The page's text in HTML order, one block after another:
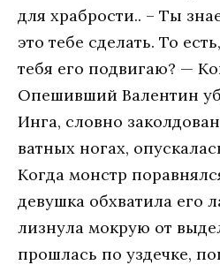
для храбрости.. – Ты
это тебе сделать. То
тебя его подвигаю? —
Опешивший Валентин
Инга, словно
ватных ногах,
Когда монстр
девушка обхватила его
лизнула мокрую от
прошлась по уздечке,